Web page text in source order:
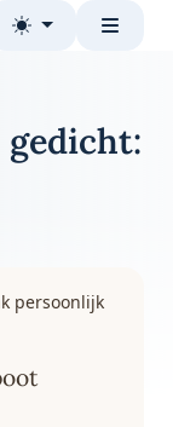
persoonlijk